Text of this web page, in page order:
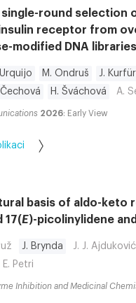
single-round selection
receptor from
modified DNA libraries
M. Ondruš J.
H. Šváchová A.
2026: Early View
basis of aldo-keto
17(E)-picolinylidene
J. Brynda J. J. Ajduković
E. Petri
Inhibition and Medicinal